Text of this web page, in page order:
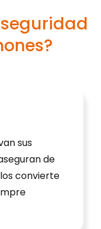
sus
de
convierte